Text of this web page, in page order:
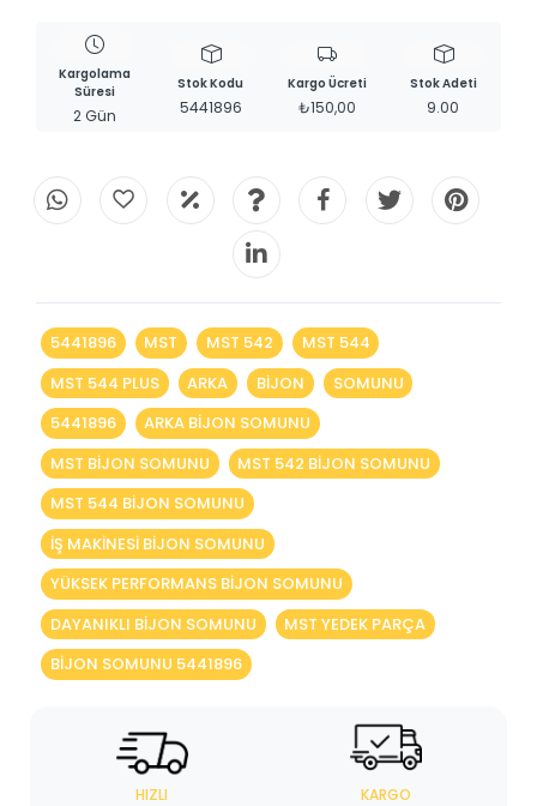
Kargolama
Süresi
2 Gün
Stok Kodu
5441896
Kargo Ücreti
₺150,00
Stok Adeti
9.00
5441896 MST MST 542
MST 544
MST 544 PLUS
ARKA BİJON
SOMUNU
5441896
ARKA BIJON SOMUNU
MST BIJON SOMUNU
MST 542 BIJON SOMUNU
MST 544 BIJON SOMUNU
IŞ MAKINESI BIJON SOMUNU
YÜKSEK PERFORMANS BIJON SOMUNU
DAYANIKLI BIJON SOMUNU
MST YEDEK PARÇA
BIJON SOMUNU 5441896
HIZLI
KARGO